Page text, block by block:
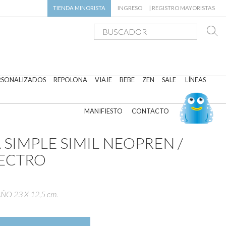
TIENDA MINORISTA INGRESO REGISTRO MAYORISTAS
REPOLONA VIAJE BEBE ZEN SALE LÍNEAS
MANIFIESTO CONTACTO
SIMIL NEOPREN /
23 X 12,5 cm.